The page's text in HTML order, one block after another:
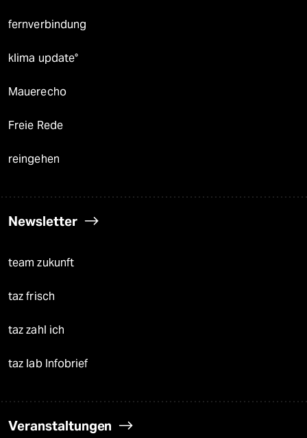
fernverbindung
klima update°
Mauerecho
Freie Rede
reingehen
Newsletter
team zukunft
taz frisch
taz zahl ich
taz lab Infobrief
Veranstaltungen